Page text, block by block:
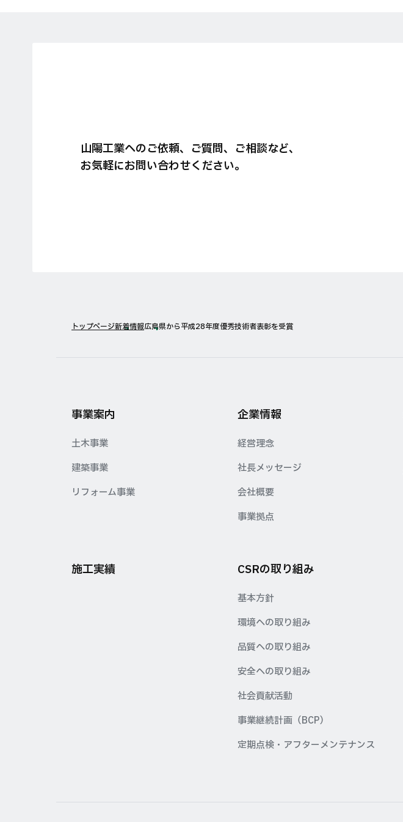
山陽工業へのご依頼、ご質問、ご相談など、
お気軽にお問い合わせください。
トップページ新着情報広島県から平成28年度優秀技術者表彰を受賞
事業案内
土木事業
建築事業
リフォーム事業
企業情報
経営理念
社長メッセージ
会社概要
事業拠点
施工実績 CSRの取り組み
基本方針
環境への取り組み
品質への取り組み
安全への取り組み
社会貢献活動
事業継続計画（BCP）
定期点検・アフターメンテナンス